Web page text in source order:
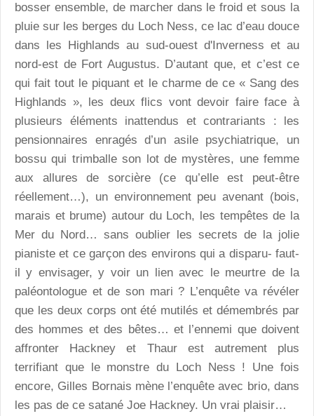
bosser ensemble, de marcher dans le froid et sous la
pluie sur les berges du Loch Ness, ce lac d’eau douce
dans les Highlands au sud-ouest d'Inverness et au
nord-est de Fort Augustus. D’autant que, et c’est ce
qui fait tout le piquant et le charme de ce « Sang des
Highlands », les deux flics vont devoir faire face à
plusieurs éléments inattendus et contrariants : les
pensionnaires enragés d’un asile psychiatrique, un
bossu qui trimballe son lot de mystères, une femme
aux allures de sorcière (ce qu’elle est peut-être
réellement…), un environnement peu avenant (bois,
marais et brume) autour du Loch, les tempêtes de la
Mer du Nord… sans oublier les secrets de la jolie
pianiste et ce garçon des environs qui a disparu- faut-
il y envisager, y voir un lien avec le meurtre de la
paléontologue et de son mari ? L’enquête va révéler
que les deux corps ont été mutilés et démembrés par
des hommes et des bêtes… et l’ennemi que doivent
affronter Hackney et Thaur est autrement plus
terrifiant que le monstre du Loch Ness ! Une fois
encore, Gilles Bornais mène l’enquête avec brio, dans
les pas de ce satané Joe Hackney. Un vrai plaisir…